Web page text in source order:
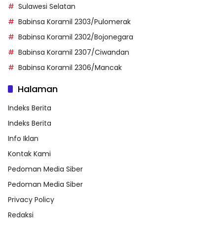
Sulawesi Selatan
Babinsa Koramil 2303/Pulomerak
Babinsa Koramil 2302/Bojonegara
Babinsa Koramil 2307/Ciwandan
Babinsa Koramil 2306/Mancak
Halaman
Indeks Berita
Indeks Berita
Info Iklan
Kontak Kami
Pedoman Media Siber
Pedoman Media Siber
Privacy Policy
Redaksi